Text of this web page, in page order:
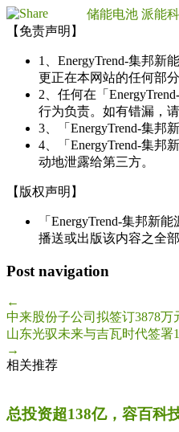
储能电池 派能
【免责声明】
1、EnergyTrend-集邦
更正在本网站的任何部
2、任何在「
行为负责。如有错漏，
3、「EnergyTrend-集邦
4、「EnergyTrend-集
动地泄露给第三方。
【版权声明】
「EnergyTrend-集邦新
播送或出版该内容之全
Post navigation
←
中来股份子公司拟签订3878万
山东光驭未来与吉瓦时代签署
→
相关推荐
总投资超138亿，容百科